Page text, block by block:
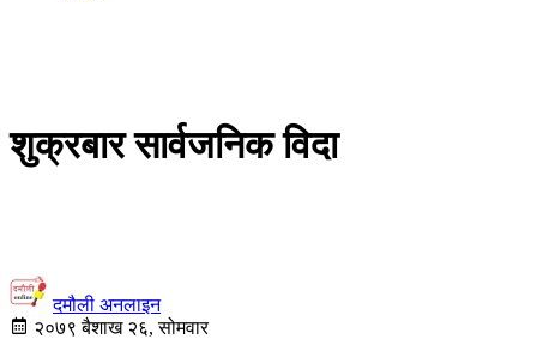
शुक्रबार सार्वजनिक विदा
दमौली अनलाइन
२०७९ बैशाख २६, सोमवार